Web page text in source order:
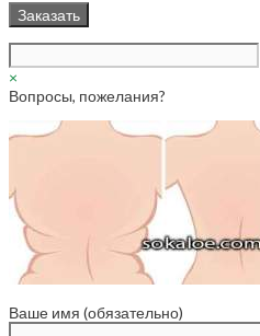
×
Вопросы, пожелания?
Ваше имя (обязательно)